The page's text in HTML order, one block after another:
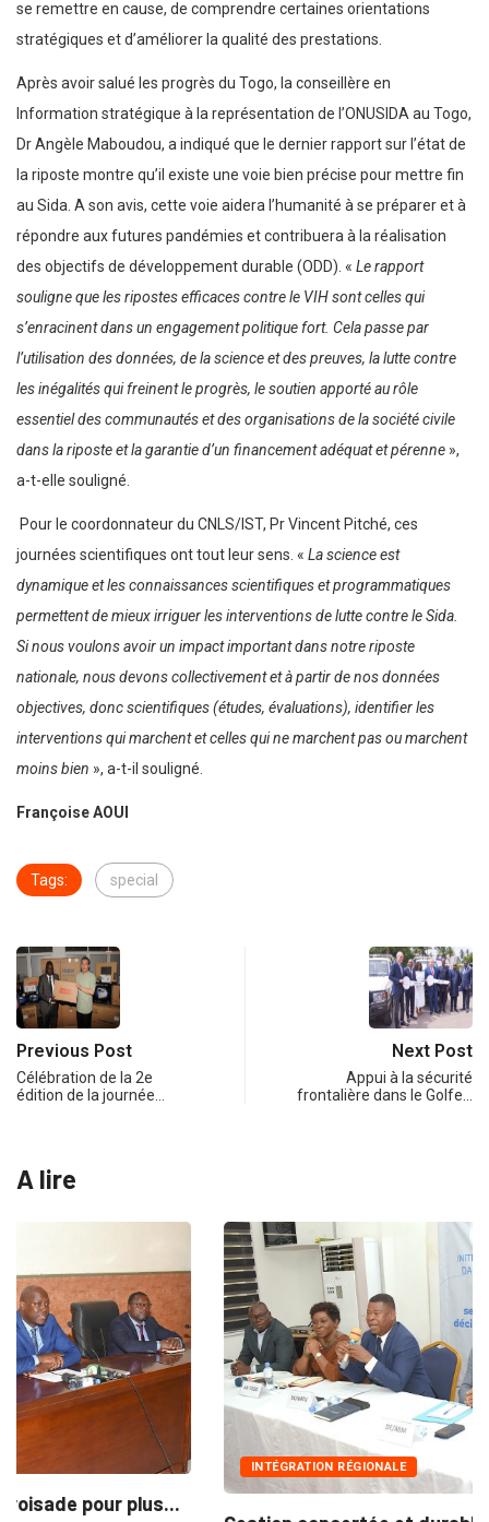
se remettre en cause, de comprendre certaines orientations
stratégiques et d’améliorer la qualité des prestations.
Après avoir salué les progrès du Togo, la conseillère en
Information stratégique à la représentation de l’ONUSIDA au Togo,
Dr Angèle Maboudou, a indiqué que le dernier rapport sur l’état de
la riposte montre qu’il existe une voie bien précise pour mettre fin
au Sida. A son avis, cette voie aidera l’humanité à se préparer et à
répondre aux futures pandémies et contribuera à la réalisation
des objectifs de développement durable (ODD). « Le rapport
souligne que les ripostes efficaces contre le VIH sont celles qui
s’enracinent dans un engagement politique fort. Cela passe par
l’utilisation des données, de la science et des preuves, la lutte contre
les inégalités qui freinent le progrès, le soutien apporté au rôle
essentiel des communautés et des organisations de la société civile
dans la riposte et la garantie d’un financement adéquat et pérenne »,
a-t-elle souligné.
Pour le coordonnateur du CNLS/IST, Pr Vincent Pitché, ces
journées scientifiques ont tout leur sens. « La science est
dynamique et les connaissances scientifiques et programmatiques
permettent de mieux irriguer les interventions de lutte contre le Sida.
Si nous voulons avoir un impact important dans notre riposte
nationale, nous devons collectivement et à partir de nos données
objectives, donc scientifiques (études, évaluations), identifier les
interventions qui marchent et celles qui ne marchent pas ou marchent
moins bien », a-t-il souligné.
Françoise AOUI
Tags: special
Previous Post
Célébration de la 2e
édition de la journée…
Next Post
Appui à la sécurité
frontalière dans le Golfe…
A lire
INTÉGRATION RÉGIONALE